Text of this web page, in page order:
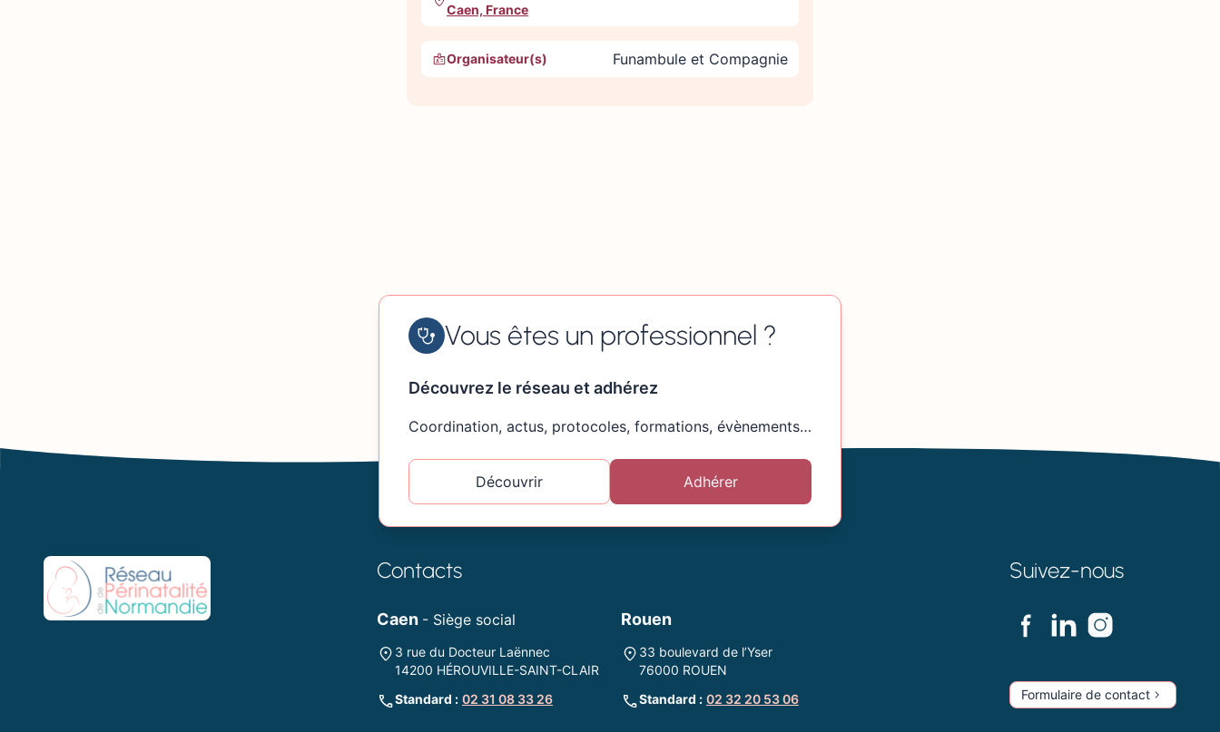
Caen, France
Organisateur(s) Funambule et Compagnie
Vous êtes un professionnel ?
Découvrez le réseau et adhérez
Coordination, actus, protocoles, formations, évènements…
Découvrir Adhérer
Contacts
Caen - Siège social
3 rue du Docteur Laënnec
14200 HÉROUVILLE-SAINT-CLAIR
Standard : 02 31 08 33 26
Rouen
33 boulevard de l’Yser
76000 ROUEN
Standard : 02 32 20 53 06
Suivez-nous
Formulaire de contact